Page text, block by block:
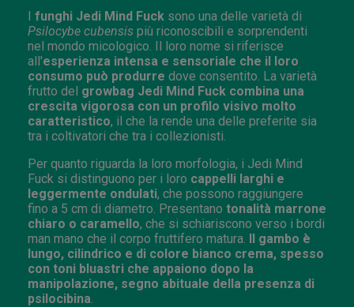
I funghi Jedi Mind Fuck sono una delle varietà di
Psilocybe cubensis più riconoscibili e sorprendenti
nel mondo micologico. Il loro nome si riferisce
all'esperienza intensa e sensoriale che il loro
consumo può produrre dove consentito. La varietà
frutto del growbag Jedi Mind Fuck combina una
crescita vigorosa con un profilo visivo molto
caratteristico, il che la rende una delle preferite sia
tra i coltivatori che tra i collezionisti.
Per quanto riguarda la loro morfologia, i Jedi Mind
Fuck si distinguono per i loro cappelli larghi e
leggermente ondulati, che possono raggiungere
fino a 5 cm di diametro. Presentano tonalità marrone
chiaro o caramello, che si schiariscono verso i bordi
man mano che il corpo fruttifero matura. Il gambo è
lungo, cilindrico e di colore bianco crema, spesso
con toni bluastri che appaiono dopo la
manipolazione, segno abituale della presenza di
psilocibina